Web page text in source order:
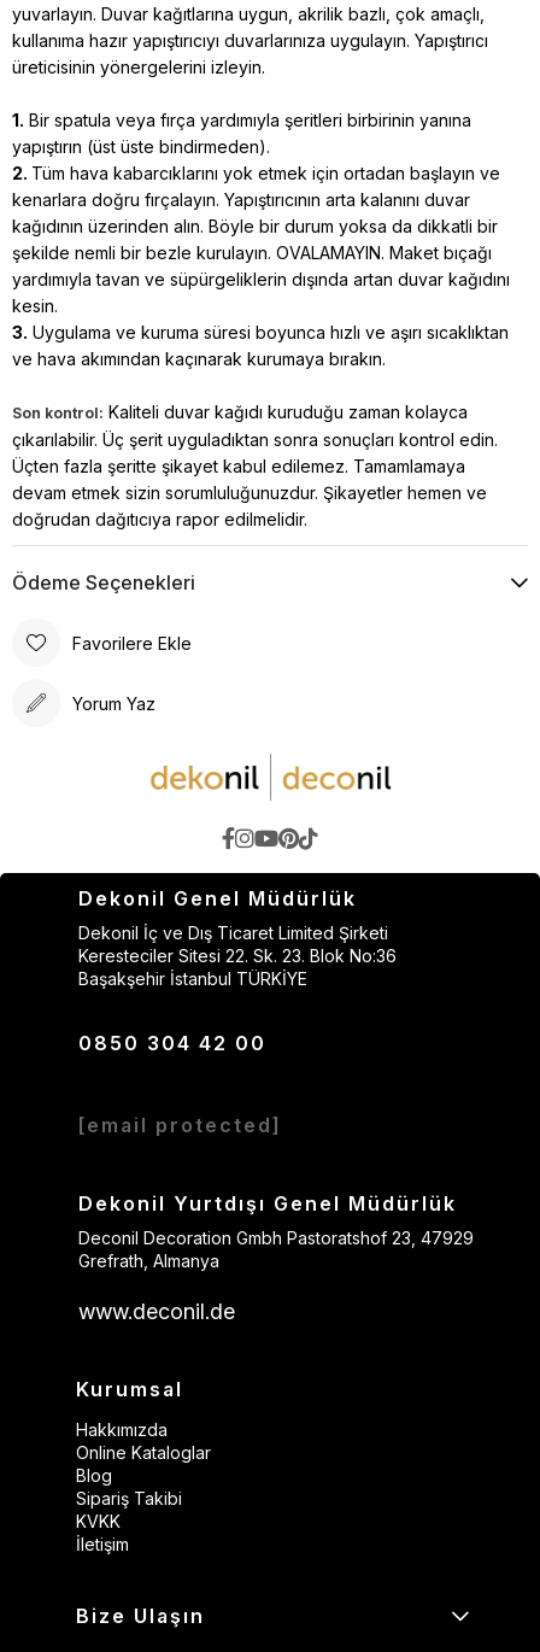
yuvarlayın. Duvar kağıtlarına uygun, akrilik bazlı, çok amaçlı,
kullanıma hazır yapıştırıcıyı duvarlarınıza uygulayın. Yapıştırıcı
üreticisinin yönergelerini izleyin.
1. Bir spatula veya fırça yardımıyla şeritleri birbirinin yanına
yapıştırın (üst üste bindirmeden).
2. Tüm hava kabarcıklarını yok etmek için ortadan başlayın ve
kenarlara doğru fırçalayın. Yapıştırıcının arta kalanını duvar
kağıdının üzerinden alın. Böyle bir durum yoksa da dikkatli bir
şekilde nemli bir bezle kurulayın. OVALAMAYIN. Maket bıçağı
yardımıyla tavan ve süpürgeliklerin dışında artan duvar kağıdını
kesin.
3. Uygulama ve kuruma süresi boyunca hızlı ve aşırı sıcaklıktan
ve hava akımından kaçınarak kurumaya bırakın.
Son kontrol: Kaliteli duvar kağıdı kuruduğu zaman kolayca
çıkarılabilir. Üç şerit uyguladıktan sonra sonuçları kontrol edin.
Üçten fazla şeritte şikayet kabul edilemez. Tamamlamaya
devam etmek sizin sorumluluğunuzdur. Şikayetler hemen ve
doğrudan dağıtıcıya rapor edilmelidir.
Ödeme Seçenekleri
Favorilere Ekle
Yorum Yaz
Dekonil Genel Müdürlük
Dekonil İç ve Dış Ticaret Limited Şirketi
Keresteciler Sitesi 22. Sk. 23. Blok No:36
Başakşehir İstanbul TÜRKİYE
0850 304 42 00
[email protected]
Dekonil Yurtdışı Genel Müdürlük
Deconil Decoration Gmbh Pastoratshof 23, 47929
Grefrath, Almanya
www.deconil.de
Kurumsal
Hakkımızda
Online Kataloglar
Blog
Sipariş Takibi
KVKK
İletişim
Bize Ulaşın